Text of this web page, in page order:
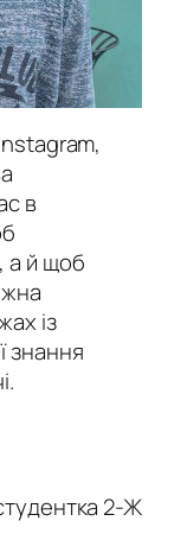
в
а й щоб
із
знання
2-Ж